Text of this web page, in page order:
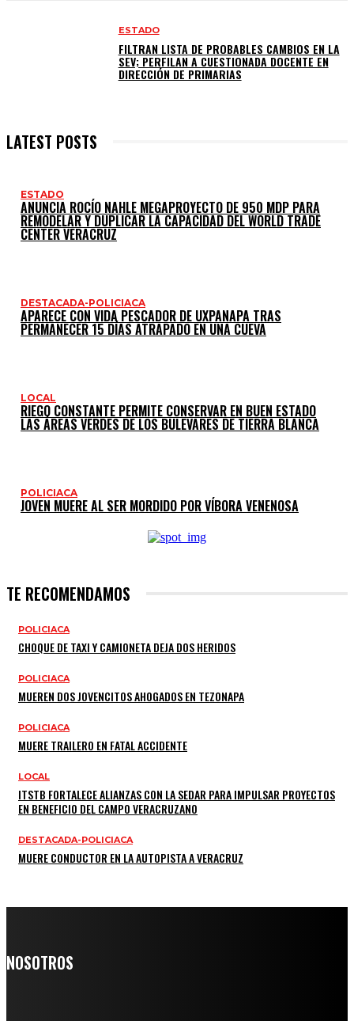
ESTADO
FILTRAN LISTA DE PROBABLES CAMBIOS EN LA
SEV; PERFILAN A CUESTIONADA DOCENTE EN
DIRECCIÓN DE PRIMARIAS
LATEST POSTS
ESTADO
ANUNCIA ROCÍO NAHLE MEGAPROYECTO DE 950 MDP PARA
REMODELAR Y DUPLICAR LA CAPACIDAD DEL WORLD TRADE
CENTER VERACRUZ
DESTACADA-POLICIACA
APARECE CON VIDA PESCADOR DE UXPANAPA TRAS
PERMANECER 15 DÍAS ATRAPADO EN UNA CUEVA
LOCAL
RIEGO CONSTANTE PERMITE CONSERVAR EN BUEN ESTADO
LAS ÁREAS VERDES DE LOS BULEVARES DE TIERRA BLANCA
POLICIACA
JOVEN MUERE AL SER MORDIDO POR VÍBORA VENENOSA
TE RECOMENDAMOS
POLICIACA
CHOQUE DE TAXI Y CAMIONETA DEJA DOS HERIDOS
POLICIACA
MUEREN DOS JOVENCITOS AHOGADOS EN TEZONAPA
POLICIACA
MUERE TRAILERO EN FATAL ACCIDENTE
LOCAL
ITSTB FORTALECE ALIANZAS CON LA SEDAR PARA IMPULSAR PROYECTOS
EN BENEFICIO DEL CAMPO VERACRUZANO
DESTACADA-POLICIACA
MUERE CONDUCTOR EN LA AUTOPISTA A VERACRUZ
NOSOTROS